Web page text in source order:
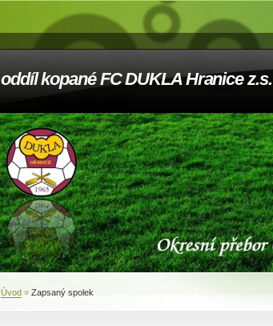
oddíl kopané FC DUKLA Hranice z.s.
Úvod » Zapsaný spolek